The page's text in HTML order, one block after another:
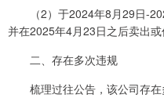
（2）于2024年8月29日-
并在2025年4月23日之后卖出或
二、存在多次违规
梳理过往公告，该公司存在